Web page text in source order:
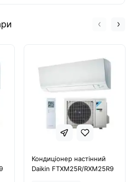
Кондиціонер настінний
Daikin FTXM25R/RXM25R9